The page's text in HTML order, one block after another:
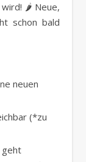
🌶️ Neue,
schon bald
neuen
(*zu
geht